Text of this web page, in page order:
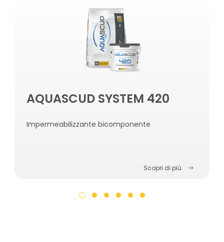
AQUASCUD SYSTEM 420
Impermeabilizzante bicomponente
Scopri di più